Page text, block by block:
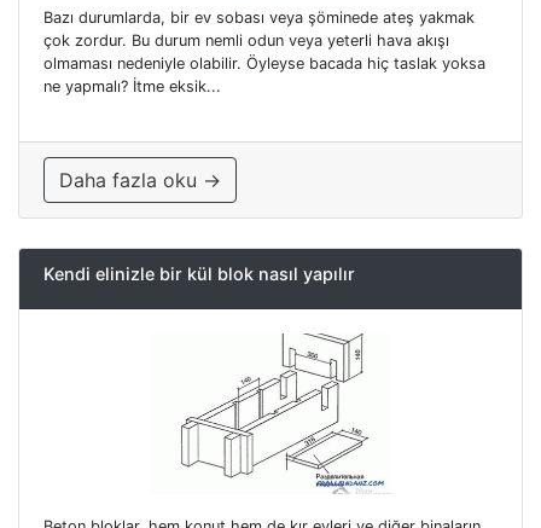
Bazı durumlarda, bir ev sobası veya şöminede ateş yakmak
çok zordur. Bu durum nemli odun veya yeterli hava akışı
olmaması nedeniyle olabilir. Öyleyse bacada hiç taslak yoksa
ne yapmalı? İtme eksik...
Daha fazla oku →
Kendi elinizle bir kül blok nasıl yapılır